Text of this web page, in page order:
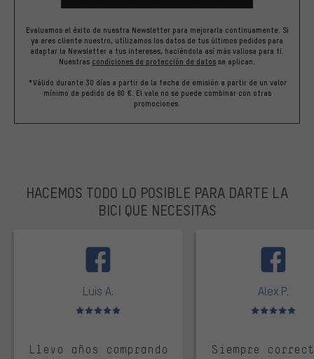
Evaluamos el éxito de nuestra Newsletter para mejorarla continuamente. Si
ya eres cliente nuestro, utilizamos los datos de tus últimos pedidos para
adaptar la Newsletter a tus intereses, haciéndola así más valiosa para ti.
Nuestras condiciones de protección de datos se aplican.
*Válido durante 30 días a partir de la fecha de emisión a partir de un valor
mínimo de pedido de 60 €. El vale no se puede combinar con otras
promociones.
HACEMOS TODO LO POSIBLE PARA DARTE LA
BICI QUE NECESITAS
Luis A.
Valoración media: 5 de 5
Llevo años comprando
Alex P.
Valoración
Siempre